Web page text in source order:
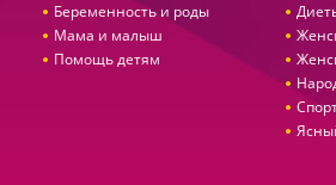
Беременность и роды
Мама и малыш
Помощь детям